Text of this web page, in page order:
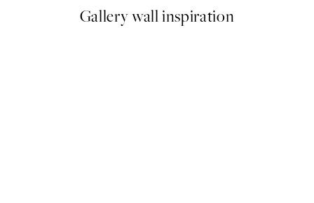
Gallery wall inspiration